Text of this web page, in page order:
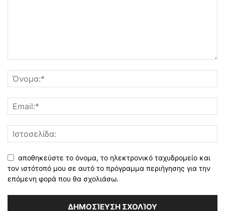
αποθηκεύστε το όνομα, το ηλεκτρονικό ταχυδρομείο και
τον ιστότοπό μου σε αυτό το πρόγραμμα περιήγησης για την
επόμενη φορά που θα σχολιάσω.